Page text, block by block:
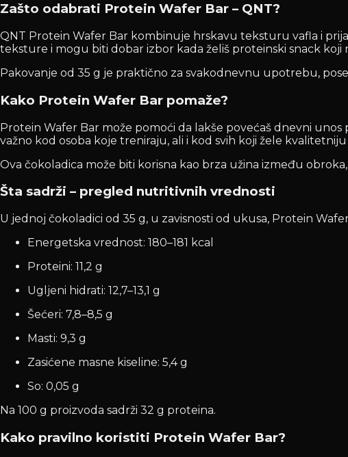
Zašto odabrati Protein Wafer Bar – QNT?
QNT Protein Wafer Bar kombinuje hrskavu teksturu vafla i
teksture i mogu biti dobar izbor kada želiš proteinski snack koji
Pakovanje od 35 g je praktično za svakodnevnu upotrebu,
Kako Protein Wafer Bar pomaže?
Protein Wafer Bar može pomoći da lakše povećaš dnevni
važno kod osoba koje treniraju, ali i kod svih koji žele kvalitetniju
Ova čokoladica može biti korisna kao brza užina između
Šta sadrži – pregled nutritivnih vrednosti
U jednoj čokoladici od 35 g, u zavisnosti od ukusa, Protein
Energetska vrednost: 180–181 kcal
Proteini: 11,2 g
Ugljeni hidrati: 12,7–13,1 g
Šećeri: 7,8–8,5 g
Masti: 9,3 g
Zasićene masne kiseline: 5,4 g
So: 0,05 g
Na 100 g proizvoda sadrži 32 g proteina.
Kako pravilno koristiti Protein Wafer Bar?